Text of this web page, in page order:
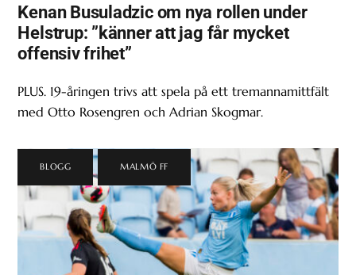
Kenan Busuladzic om nya rollen under
Helstrup: ”känner att jag får mycket
offensiv frihet”
PLUS. 19-åringen trivs att spela på ett tremannamittfält
med Otto Rosengren och Adrian Skogmar.
BLOGG MALMÖ FF